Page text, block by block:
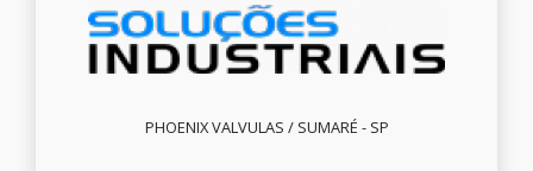
PHOENIX VALVULAS / SUMARÉ - SP